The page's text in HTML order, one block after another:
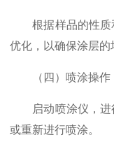
根据样品的性质和
优化，以确保涂层
（四）喷涂操作
启动喷涂仪，进行
或重新进行喷涂。